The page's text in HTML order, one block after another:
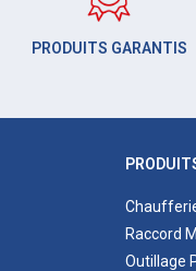
PRODUITS GARANTIS
Raccord
Outillage